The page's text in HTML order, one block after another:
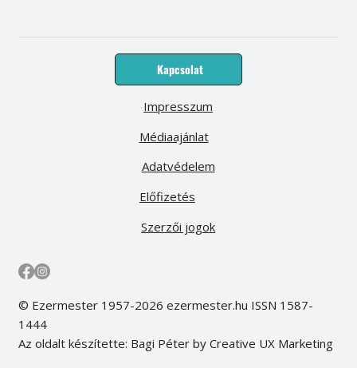
Kapcsolat
Médiaajánlat
Előfizetés
Impresszum
Adatvédelem
Szerzői jogok
© Ezermester 1957-2026 ezermester.hu ISSN 1587-
1444
Az oldalt készítette: Bagi Péter by Creative UX Marketing